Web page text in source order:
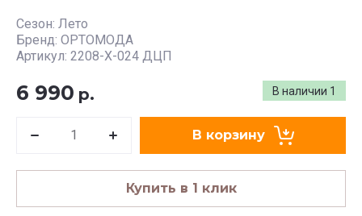
Сезон: Лето
Бренд: ОРТОМОДА
Артикул: 2208-Х-024 ДЦП
В наличии 1
6 990 р.
В корзину
Купить в 1 клик